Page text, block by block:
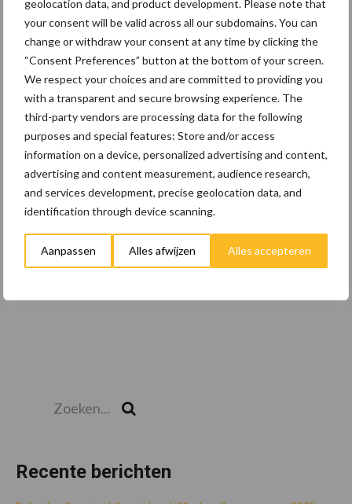
geolocation data, and product development. Please note that
your consent will be valid across all our subdomains. You can
change or withdraw your consent at any time by clicking the
“Consent Preferences” button at the bottom of your screen.
We respect your choices and are committed to providing you
with a transparent and secure browsing experience. The
third-party vendors are processing data for the following
purposes and special features: Store and/or access
information on a device, personalized advertising and content,
advertising and content measurement, audience research,
and services development, precise geolocation data, and
identification through device scanning.
Aanpassen Alles afwijzen Alles accepteren
internationale handelsdruk in de
veeteeltsector
22 dec
BoerenPerspectief en Erfcoaching
Overijssel: ondersteuning bij grote
keuzes
Toon meer
Recente berichten